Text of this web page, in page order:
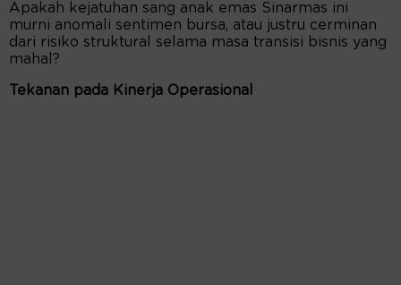
Apakah kejatuhan sang anak emas Sinarmas ini
murni anomali sentimen bursa, atau justru cerminan
dari risiko struktural selama masa transisi bisnis yang
mahal?
Tekanan pada Kinerja Operasional